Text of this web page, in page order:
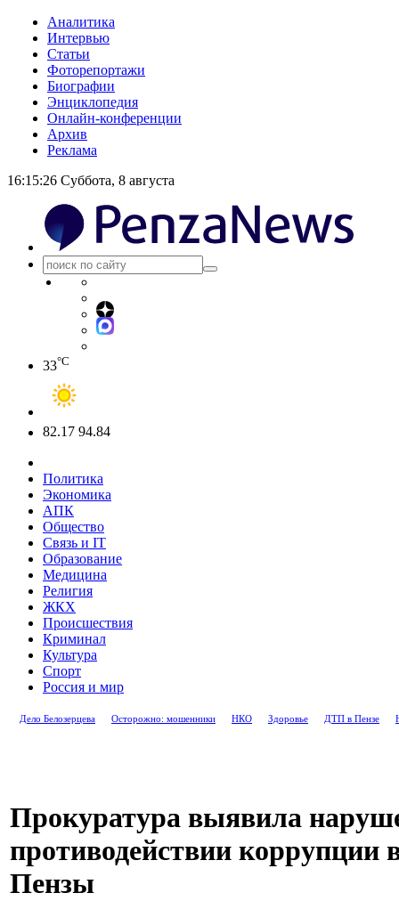
Аналитика
Интервью
Статьи
Фоторепортажи
Биографии
Энциклопедия
Онлайн-конференции
Архив
Реклама
16:15:27 Суббота, 8 августа
33°C
82.17 94.84
Политика
Экономика
АПК
Общество
Связь и IT
Образование
Медицина
Религия
ЖКХ
Происшествия
Криминал
Культура
Спорт
Россия и мир
Дело Белозерцева Осторожно: мошенники НКО Здоровье ДТП в Пензе
Прокуратура выявила
противодействии коррупции
Пензы